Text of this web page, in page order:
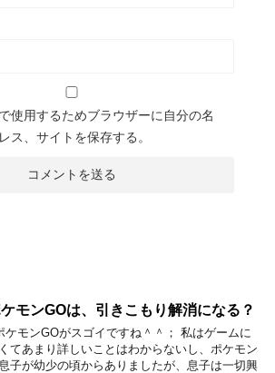
使用するためブラウザーに自分の名
ス、サイトを保存する。
モンGOは、引きこもり解消になる？
ケモンGOがスゴイですね＾＾； 私はゲームに
てあまり詳しいことはわからないし、ポケモン
子が幼少の頃からありましたが、息子は一切興